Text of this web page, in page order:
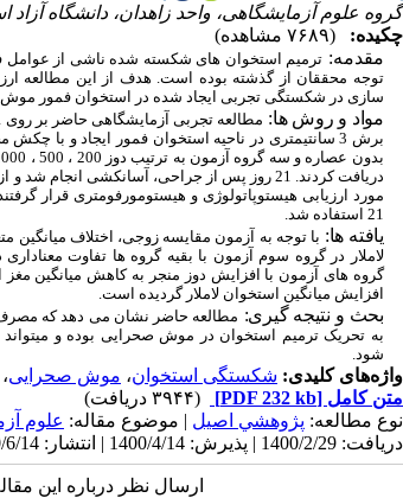
گروه علوم آزمایشگاهی، واحد زاهدان، دانشگاه آزاد
چکیده:
(۷۶۸۹ مشاهده)
مقدمه: ترمیم استخوان های شکسته شده ناشی از عوامل
توجه محققان از گذشته بوده است. هدف از این مطالعه
سازی در شکستگی تجربی ایجاد شده در استخوان فمور موش
مواد و روش­ ها:
برش 3 سانتیمتری در ناحیه استخوان فمور ایجاد و
دریافت کردند. 21 روز پس از جراحی، آسان­کشی
مورد ارزیابی هیستوپاتولوژی و هیستومورفومتری قرار
21 استفاده شد.
یافته ­ها: با توجه به آزمون مقایسه زوجی، اختلاف میانگین
لاملار در گروه سوم آزمون با بقیه گروه ­ها تفاوت معنا­داری
گروه ­های آزمون با افزایش دوز منجر به کاهش میانگین مغز
افزایش میانگین استخوان لاملار گردیده است.
بحث و نتیجه ­گیری: مطالعه حاضر نشان می­ دهد که مصرف
به تحریک ترمیم استخوان در موش صحرایی بوده و
شود.
واژه‌های کلیدی: شکستگی استخوان، موش صحرایی،
متن کامل [PDF 232 kb]
(۳۹۴۴ دریافت)
نوع مطالعه: پژوهشي اصیل | موضوع مقاله: علوم
دریافت: 1400/2/29 | پذیرش: 1400/4/14 | انتشار: 1400/6/14
ارسال نظر درباره این